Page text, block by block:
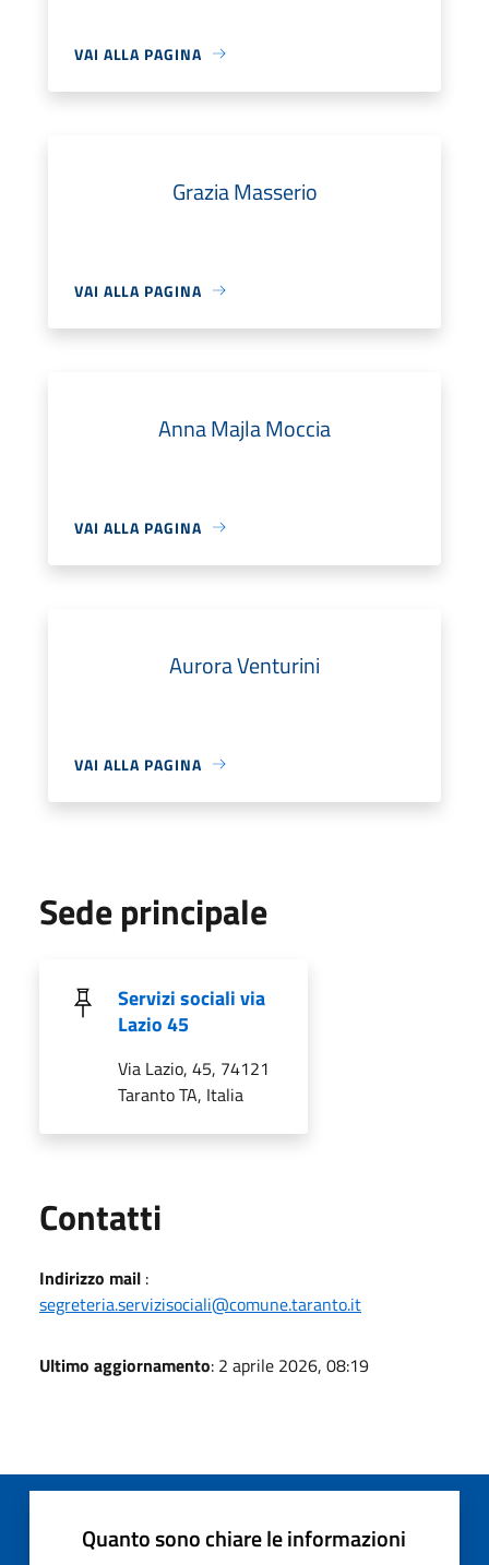
VAI ALLA PAGINA
Grazia Masserio
VAI ALLA PAGINA
Anna Majla Moccia
VAI ALLA PAGINA
Aurora Venturini
VAI ALLA PAGINA
Sede principale
Servizi sociali via
Lazio 45
Via Lazio, 45, 74121
Taranto TA, Italia
Contatti
Indirizzo mail :
segreteria.servizisociali@comune.taranto.it
Ultimo aggiornamento: 2 aprile 2026, 08:19
Quanto sono chiare le informazioni